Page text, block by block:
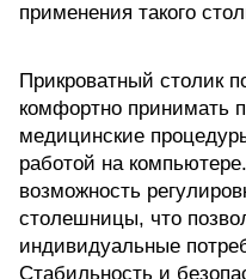
применения такого
Прикроватный столик
комфортно принимать
медицинские
работой на
возможность
столешницы, что
индивидуальные
Стабильность и